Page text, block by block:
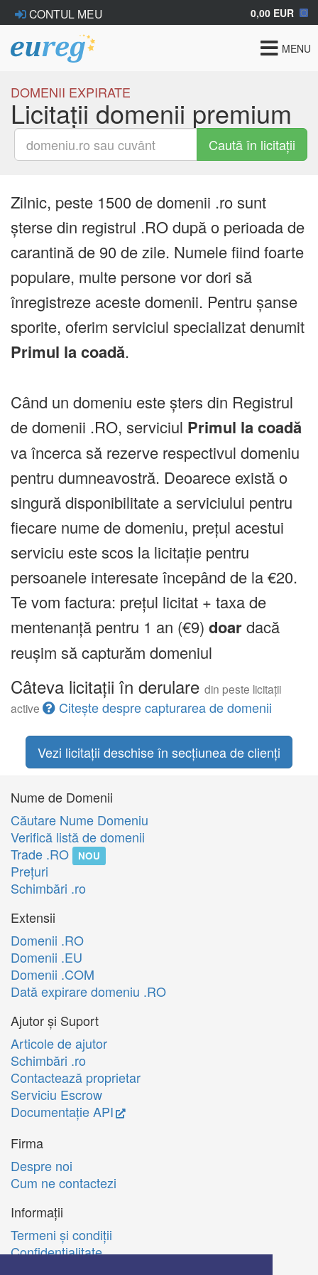
CONTUL MEU 0,00 EUR
Toggle
MENU
DOMENII EXPIRATE
Licitații domenii premium
Caută în licitații
Zilnic, peste 1500 de domenii .ro sunt
șterse din registrul .RO după o perioada de
carantină de 90 de zile. Numele fiind foarte
populare, multe persone vor dori să
înregistreze aceste domenii. Pentru șanse
sporite, oferim serviciul specializat denumit
Primul la coadă.
Când un domeniu este șters din Registrul
de domenii .RO, serviciul Primul la coadă
va încerca să rezerve respectivul domeniu
pentru dumneavostră. Deoarece există o
singură disponibilitate a serviciului pentru
fiecare nume de domeniu, prețul acestui
serviciu este scos la licitație pentru
persoanele interesate începând de la €20.
Te vom factura: prețul licitat + taxa de
mentenanță pentru 1 an (€9) doardacă
reușim să capturăm domeniul
Câteva licitații în derulare din peste licitații
active
Citește despre capturarea de domenii
Vezi licitații deschise în secțiunea de clienți
Nume de Domenii
Căutare Nume Domeniu
Verifică listă de domenii
Trade .RO
NOU
Preţuri
Schimbări .ro
Extensii
Domenii .RO
Domenii .EU
Domenii .COM
Dată expirare domeniu .RO
Ajutor și Suport
Articole de ajutor
Schimbări .ro
Contactează proprietar
Serviciu Escrow
Documentație API
Firma
Despre noi
Cum ne contactezi
Informații
Termeni şi condiţii
Confidenţialitate